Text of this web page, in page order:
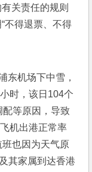
关责任的规则
不得退票、不得
东机场下中雪，
时，该日104个
等原因，导致
机出港正常率
也因为天气原
其家属到达香港